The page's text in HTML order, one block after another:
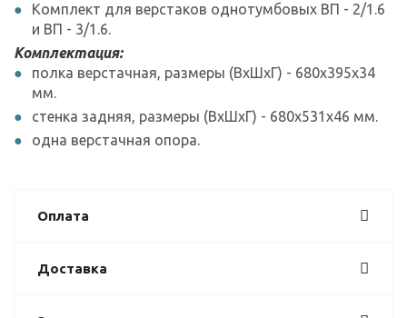
Комплект для верстаков однотумбовых ВП - 2/1.6
и ВП - 3/1.6.
Комплектация:
полка верстачная, размеры (ВхШхГ) - 680х395х34
мм.
стенка задняя, размеры (ВхШхГ) - 680х531х46 мм.
одна верстачная опора.
Оплата
Доставка